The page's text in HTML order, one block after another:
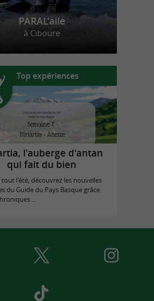
PARAL'aile
à Ciboure
Top expériences
l'auberge d'antan
qui fait du bien
l'été, découvrez les nouvelles
du Guide du Pays Basque grâce
...